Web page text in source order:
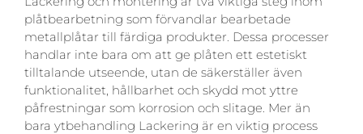
plåtbearbetning som förvandlar bearbetade
metallplåtar till färdiga produkter. Dessa processer
handlar inte bara om att ge plåten ett estetiskt
tilltalande utseende, utan de säkerställer även
funktionalitet, hållbarhet och skydd mot yttre
påfrestningar som korrosion och slitage. Mer än
bara ytbehandling Lackering är en viktig process